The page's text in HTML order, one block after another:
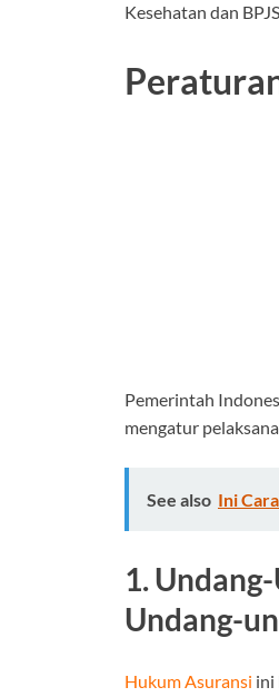
Kesehatan dan
Pemerintah
mengatur
See also Ini
1.
Undang-
Hukum Asuransi ini